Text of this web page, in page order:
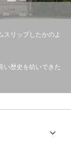
スリップしたかのよ
い歴史を紡いできた